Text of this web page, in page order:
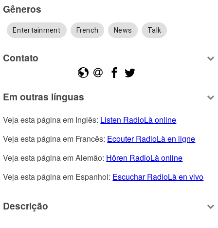
Gêneros
Entertainment French News Talk
Contato
Em outras línguas
Veja esta página em Inglês: Listen RadioLà online
Veja esta página em Francês: Ecouter RadioLà en ligne
Veja esta página em Alemão: Hören RadioLà online
Veja esta página em Espanhol: Escuchar RadioLà en vivo
Descrição